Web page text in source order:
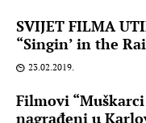
SVIJET FILMA
“Singin’ in the
23.02.2019.
Filmovi “Muškarci
nagrađeni u